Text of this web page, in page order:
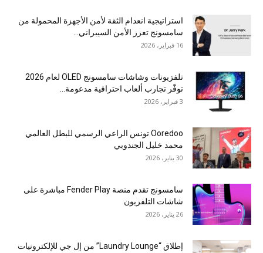
استراتيجية انعدام الثقة لأمن الأجهزة المحمولة من
سامسونج تعزز الأمن السيبراني...
16 فبراير، 2026
تلفزيونات وشاشات سامسونج OLED لعام 2026
توفّر تجارب ألعاب احترافية مدعومة...
3 فبراير، 2026
Ooredoo تونس الراعي الرسمي للبطل العالمي
محمد خليل الجندوبي
30 يناير، 2026
سامسونج تقدم منصة Fender Play مباشرة على
شاشات التلفزيون
26 يناير، 2026
إطلاق “Laundry Lounge” من إل جي للإلكترونيات